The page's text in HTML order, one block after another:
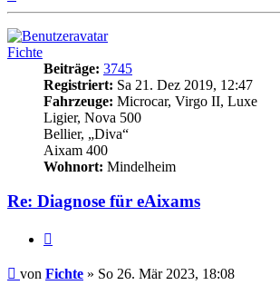
Fichte
Beiträge: 3745
Registriert: Sa 21. Dez 2019, 12:47
Fahrzeuge: Microcar, Virgo II, Luxe
Ligier, Nova 500
Bellier, „Diva“
Aixam 400
Wohnort: Mindelheim
Re: Diagnose für eAixams
Beitrag
von Fichte » So 26. Mär 2023, 18:08